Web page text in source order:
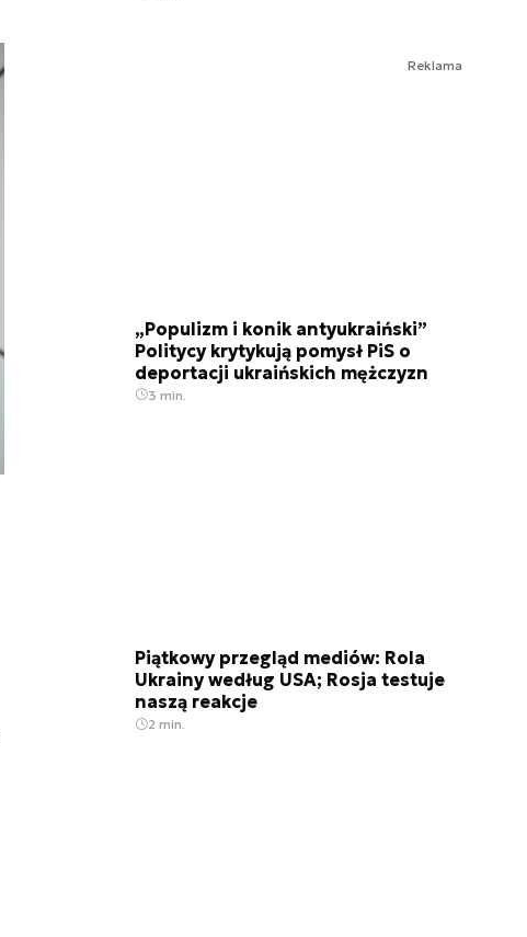
Reklama
„Populizm i konik antyukraiński”
Politycy krytykują pomysł PiS o
deportacji ukraińskich mężczyzn
3 min.
Piątkowy przegląd mediów: Rola
Ukrainy według USA; Rosja testuje
naszą reakcje
2 min.